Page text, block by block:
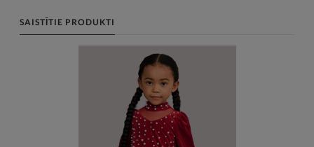
SAISTĪTIE PRODUKTI